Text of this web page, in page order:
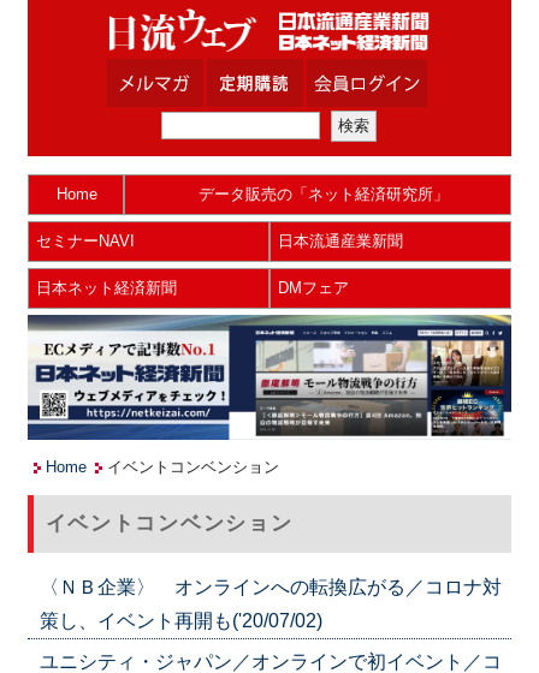
Home データ販売の「ネット経済研究所」
セミナーNAVI 日本流通産業新聞
日本ネット経済新聞 DMフェア
Home イベントコンベンション
イベントコンベンション
〈ＮＢ企業〉 オンラインへの転換広がる／コロナ対
策し、イベント再開も('20/07/02)
ユニシティ・ジャパン／オンラインで初イベント／コ